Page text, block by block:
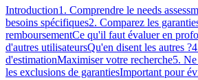
Introduction1. Comprendre le needs
besoins spécifiques2. Comparez les
remboursementCe qu'il faut évaluer en
d'autres utilisateursQu'en disent les autres ?
d'estimationMaximiser votre recherche5.
les exclusions de garantiesImportant pour